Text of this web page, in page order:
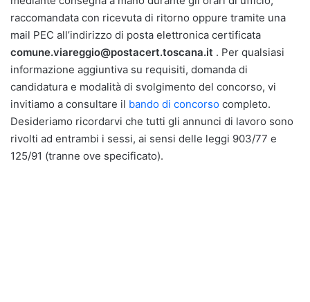
raccomandata con ricevuta di ritorno oppure tramite una
mail PEC all’indirizzo di posta elettronica certificata
comune.viareggio@postacert.toscana.it . Per qualsiasi
informazione aggiuntiva su requisiti, domanda di
candidatura e modalità di svolgimento del concorso, vi
invitiamo a consultare il bando di concorso completo.
Desideriamo ricordarvi che tutti gli annunci di lavoro sono
rivolti ad entrambi i sessi, ai sensi delle leggi 903/77 e
125/91 (tranne ove specificato).